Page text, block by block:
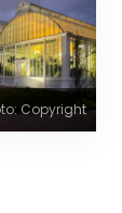
Copyright